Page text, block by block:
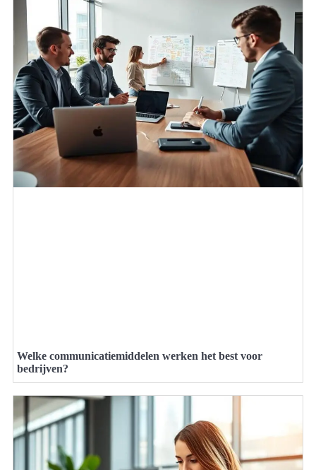
Welke communicatiemiddelen werken het best voor
bedrijven?